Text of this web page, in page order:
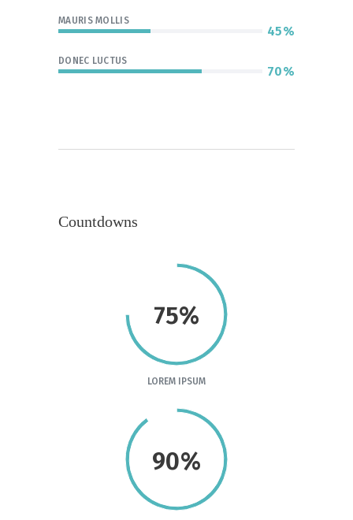
MAURIS MOLLIS
45%
DONEC LUCTUS
70%
Countdowns
75%
LOREM IPSUM
90%